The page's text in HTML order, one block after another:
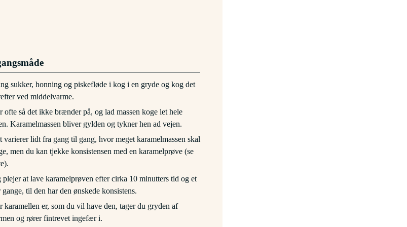
sukker, honning og piskefløde i kog i en gryde og kog det
ved middelvarme.
ofte så det ikke brænder på, og lad massen koge let hele
Karamelmassen bliver gylden og tykner hen ad vejen.
varierer lidt fra gang til gang, hvor meget karamelmassen skal
men du kan tjekke konsistensen med en karamelprøve (se
plejer at lave karamelprøven efter cirka 10 minutters tid og et
gange, til den har den ønskede konsistens.
karamellen er, som du vil have den, tager du gryden af
og rører fintrevet ingefær i.